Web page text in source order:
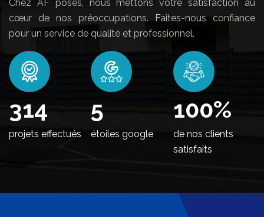
Chez AF poses, nous mettons votre satisfaction au
cœur de nos préoccupations. Faites-nous confiance
pour un service de qualité et professionnel.
372
projets effectués
5
étoiles google
100%
de nos clients
satisfaits